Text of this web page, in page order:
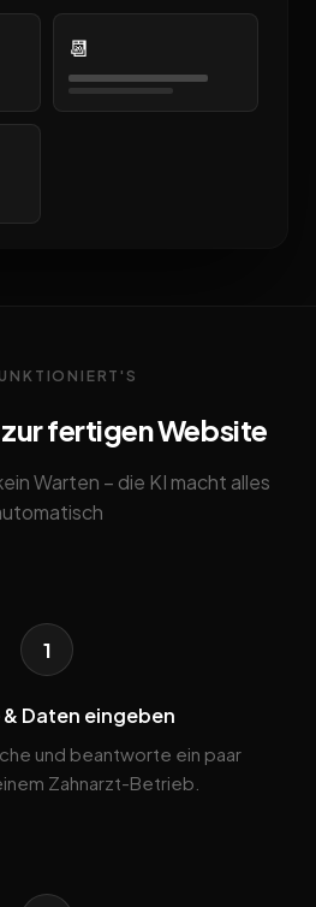
📆
fertigen Website
Warten – die KI macht alles
1
Daten eingeben
und beantworte ein paar
Zahnarzt-Betrieb.